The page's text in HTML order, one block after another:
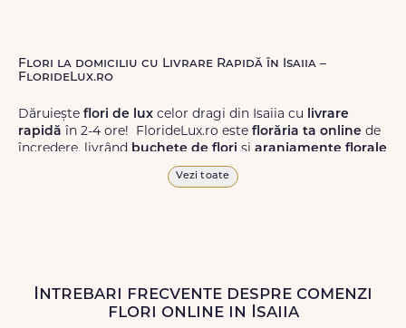
Flori la domiciliu cu Livrare Rapidă în Isaiia –
FlorideLux.ro
Dăruiește flori de lux celor dragi din Isaiia cu livrare
rapidă în 2-4 ore! FlorideLux.ro este florăria ta online de
încredere, livrând buchete de flori și aranjamente florale
de calitate superioară în Isaiia și în toată România.
Livrăm buchete de florichiar și în weekend, pentru ca tu
să poți adresa un gest frumos atunci când ai nevoie.
Vezi toate
Intrebari frecvente despre comenzi
flori online in Isaiia